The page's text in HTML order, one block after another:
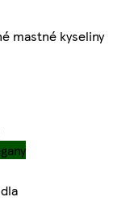
mastné kyseliny